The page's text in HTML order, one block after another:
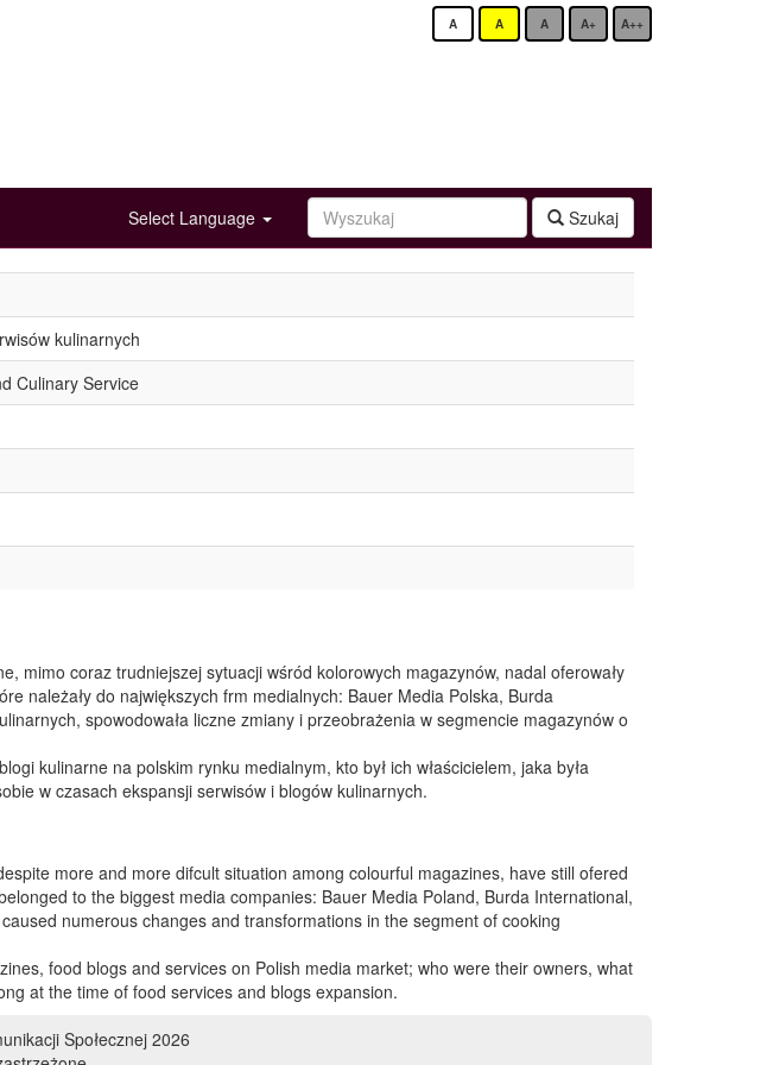
A A A A+ A++
Szukaj
Select Language
kulinarnych
Culinary Service
mimo coraz trudniejszej sytuacji wśród kolorowych magazynów, nadal oferowały
należały do największych frm medialnych: Bauer Media Polska, Burda
spowodowała liczne zmiany i przeobrażenia w segmencie magazynów o
kulinarne na polskim rynku medialnym, kto był ich właścicielem, jaka była
w czasach ekspansji serwisów i blogów kulinarnych.
more and more difcult situation among colourful magazines, have still ofered
to the biggest media companies: Bauer Media Poland, Burda International,
numerous changes and transformations in the segment of cooking
food blogs and services on Polish media market; who were their owners, what
at the time of food services and blogs expansion.
Społecznej 2026